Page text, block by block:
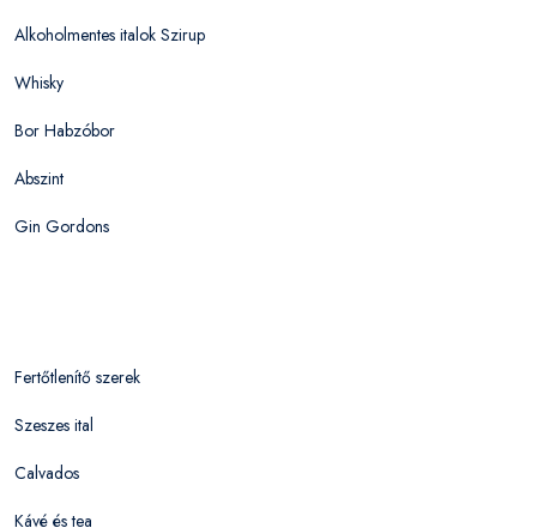
Alkoholmentes italok Szirup
Whisky
Bor Habzóbor
Abszint
Gin Gordons
Fertőtlenítő szerek
Szeszes ital
Calvados
Kávé és tea